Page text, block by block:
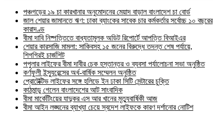
পঞ্চগড়ের ১৯ চা কারখানার অনুমোদনের মেয়াদ বাড়াল বাংলাদেশ চা বোর্ড
জাল শেয়ার জামানতে ঋণ: ঢাকা ব্যাংকের সাবেক চার কর্মকর্তার সর্বোচ্চ ১০ বছরের
কারাদণ্ড
বীমা দাবি নিষ্পত্তিতে বাধ্যতামূলক অডিট রিপোর্টে আপত্তি বিআইএর
শেয়ার কারসাজি মামলা: সাকিবসহ ১৫ জনের বিরুদ্ধে তদন্ত শেষ পর্যায়ে,
শিগগিরই চার্জশিট
পপুলার লাইফের বীমা দাবীর চেক হস্তান্তর ও ব্যবসা পর্যালোচনা সভা অনুষ্ঠিত
কর্ণফুলী ইন্স্যুরেন্সের অর্ধ-বার্ষিক সম্মেলন অনুষ্ঠিত
প্রোটেক্টিভ লাইফের সঙ্গে হলিডে ইন ঢাকা সিটি সেন্টারের চুক্তি
কাঠমান্ডু গেলেন বাংলাদেশের আট সাংবাদিক
বীমা মার্কেটিংয়ের যাদুকর এস আর খানের মৃত্যুবার্ষিকী আজ
বীমা আইন লঙ্ঘনের ব্যাখ্যা চেয়ে স্বদেশ লাইফকে কারণ দর্শানোর নোটিশ